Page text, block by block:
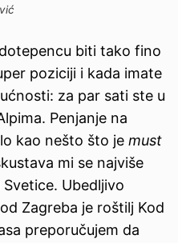
biti tako fino
poziciji i kada imate
za par sati ste u
Penjanje na
kao nešto što je must
mi se najviše
Ubedljivo
Zagreba je roštilj Kod
preporučujem da